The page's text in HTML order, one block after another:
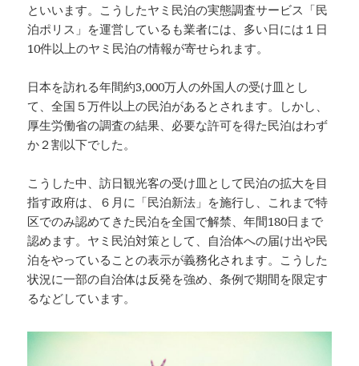
といいます。こうしたヤミ民泊の実態調査サービス「民
泊ポリス」を運営しているも業者には、多い日には１日
10件以上のヤミ民泊の情報が寄せられます。
日本を訪れる年間約3,000万人の外国人の受け皿とし
て、全国５万件以上の民泊があるとされます。しかし、
厚生労働省の調査の結果、必要な許可を得た民泊はわず
か２割以下でした。
こうした中、訪日観光客の受け皿として民泊の拡大を目
指す政府は、６月に「民泊新法」を施行し、これまで特
区でのみ認めてきた民泊を全国で解禁、年間180日まで
認めます。ヤミ民泊対策として、自治体への届け出や民
泊をやっていることの表示が義務化されます。こうした
状況に一部の自治体は反発を強め、条例で期間を限定す
るなどしています。